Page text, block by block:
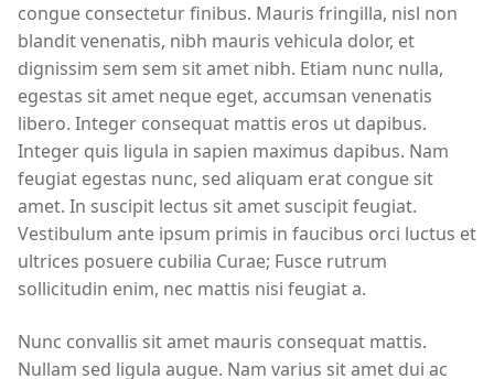
congue consectetur finibus. Mauris fringilla, nisl non
blandit venenatis, nibh mauris vehicula dolor, et
dignissim sem sem sit amet nibh. Etiam nunc nulla,
egestas sit amet neque eget, accumsan venenatis
libero. Integer consequat mattis eros ut dapibus.
Integer quis ligula in sapien maximus dapibus. Nam
feugiat egestas nunc, sed aliquam erat congue sit
amet. In suscipit lectus sit amet suscipit feugiat.
Vestibulum ante ipsum primis in faucibus orci luctus et
ultrices posuere cubilia Curae; Fusce rutrum
sollicitudin enim, nec mattis nisi feugiat a.
Nunc convallis sit amet mauris consequat mattis.
Nullam sed ligula augue. Nam varius sit amet dui ac